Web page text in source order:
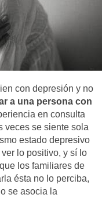
con depresión y no
a una persona con
en consulta
veces se siente sola
estado depresivo
lo positivo, y sí lo
los familiares de
ésta no lo perciba,
se asocia la